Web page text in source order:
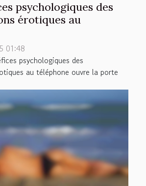
psychologiques des
érotiques au
01:48
psychologiques des
au téléphone ouvre la porte